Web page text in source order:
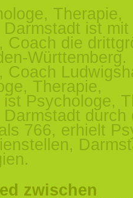
Therapie,
ist mit
Coach die
Württemberg.
Coach
Therapie,
Psychologe,
durch
766, erhielt
zwischen